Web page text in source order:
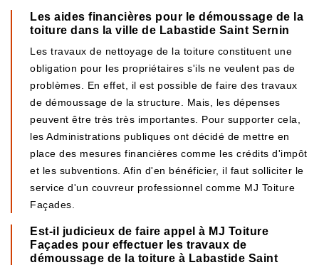
Les aides financières pour le démoussage de la
toiture dans la ville de Labastide Saint Sernin
Les travaux de nettoyage de la toiture constituent une
obligation pour les propriétaires s'ils ne veulent pas de
problèmes. En effet, il est possible de faire des travaux
de démoussage de la structure. Mais, les dépenses
peuvent être très très importantes. Pour supporter cela,
les Administrations publiques ont décidé de mettre en
place des mesures financières comme les crédits d'impôt
et les subventions. Afin d'en bénéficier, il faut solliciter le
service d'un couvreur professionnel comme MJ Toiture
Façades.
Est-il judicieux de faire appel à MJ Toiture
Façades pour effectuer les travaux de
démoussage de la toiture à Labastide Saint